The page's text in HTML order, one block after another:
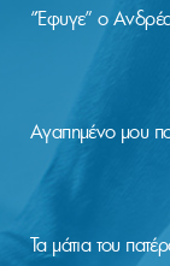
“Έφυγε” ο
Αγαπημένο μου
Τα μάτια του